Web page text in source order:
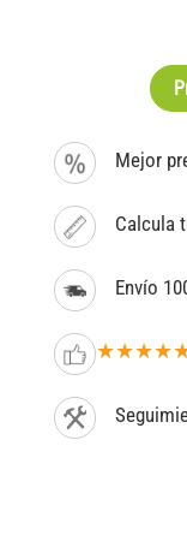
Mejor
Calcula
Envío